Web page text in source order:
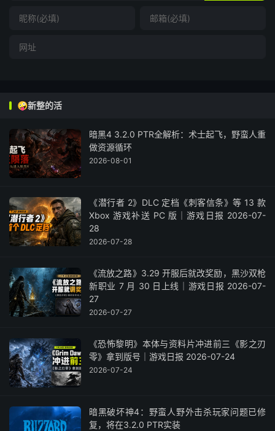
🤪新整的活
暗黑4 3.2.0 PTR全解析：术士起飞，野蛮人重
做资源循环
2026-08-01
《潜行者 2》DLC 定档《刺客信条》等 13 款
Xbox 游戏补送 PC 版｜游戏日报 2026-07-
28
2026-07-28
《流放之路》3.29 开服后就改奖励，黑沙双枪
新职业 7 月 30 日上线｜游戏日报 2026-07-
27
2026-07-27
《恐怖黎明》本体与资料片冲进前三《影之刃
零》拿到版号｜游戏日报 2026-07-24
2026-07-24
暗黑破坏神4：野蛮人野外击杀玩家问题已修
复，将在3.2.0 PTR实装